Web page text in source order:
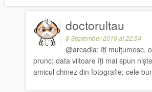
doctorultau
8 September 2010 at 22:54
@arcadia: îți mulțumesc,
prunc; data viitoare îți mai spun
amicul chinez din fotografie; cele